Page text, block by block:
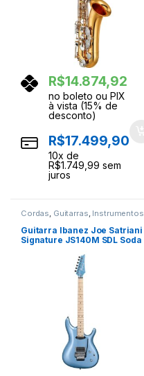
R$14.874,92
no boleto ou PIX
à vista (15% de
desconto)
R$17.499,90
10x de
R$1.749,99 sem
juros
Cordas Guitarras Instrumentos
Musicais
Guitarra Ibanez Joe Satriani
Signature JS140M SDL Soda